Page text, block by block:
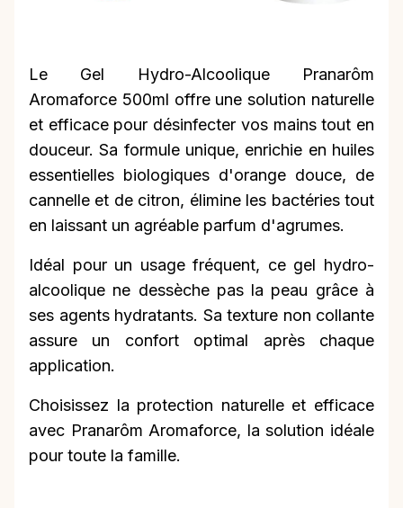
Le Gel Hydro-Alcoolique Pranarôm
Aromaforce 500ml offre une solution naturelle
et efficace pour désinfecter vos mains tout en
douceur. Sa formule unique, enrichie en huiles
essentielles biologiques d'orange douce, de
cannelle et de citron, élimine les bactéries tout
en laissant un agréable parfum d'agrumes.
Idéal pour un usage fréquent, ce gel hydro-
alcoolique ne dessèche pas la peau grâce à
ses agents hydratants. Sa texture non collante
assure un confort optimal après chaque
application.
Choisissez la protection naturelle et efficace
avec Pranarôm Aromaforce, la solution idéale
pour toute la famille.